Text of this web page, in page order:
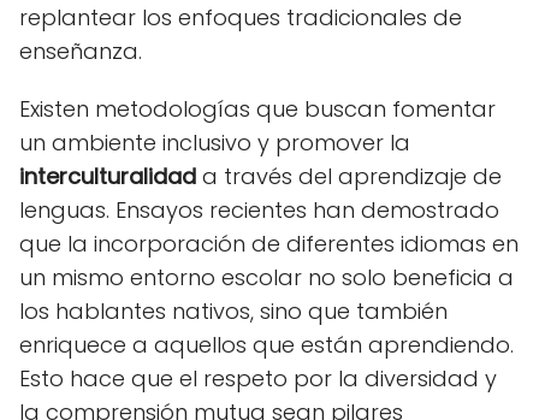
replantear los enfoques tradicionales de
enseñanza.
Existen metodologías que buscan fomentar
un ambiente inclusivo y promover la
interculturalidad a través del aprendizaje de
lenguas. Ensayos recientes han demostrado
que la incorporación de diferentes idiomas en
un mismo entorno escolar no solo beneficia a
los hablantes nativos, sino que también
enriquece a aquellos que están aprendiendo.
Esto hace que el respeto por la diversidad y
la comprensión mutua sean pilares